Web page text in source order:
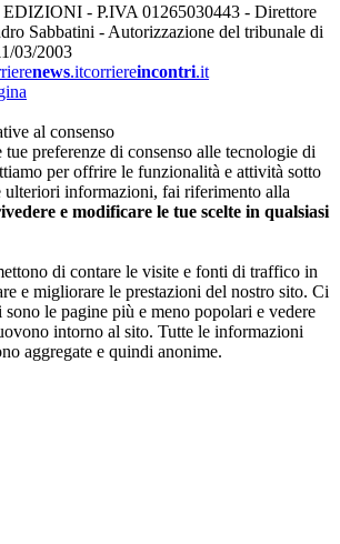
- P.IVA 01265030443 - Direttore
Sabbatini - Autorizzazione del tribunale di
03/2003
news.itcorriereincontri.it
al consenso
preferenze di consenso alle tecnologie di
per offrire le funzionalità e attività sotto
ulteriori informazioni, fai riferimento alla
e modificare le tue scelte in qualsiasi
di contare le visite e fonti di traffico in
e migliorare le prestazioni del nostro sito. Ci
sono le pagine più e meno popolari e vedere
intorno al sito. Tutte le informazioni
aggregate e quindi anonime.